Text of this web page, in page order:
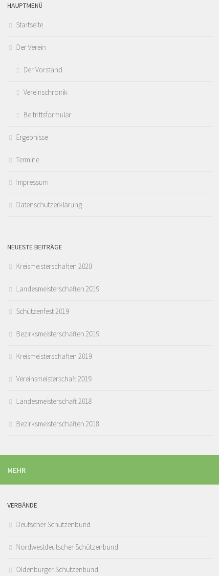
HAUPTMENÜ
Startseite
Der Verein
Der Vorstand
Vereinschronik
Beitrittsformular
Ergebnisse
Termine
Impressum
Datenschutzerklärung
NEUESTE BEITRÄGE
Kreismeisterschaften 2020
Landesmeisterschaften 2019
Schützenfest 2019
Bezirksmeisterschaften 2019
Kreismeisterschaften 2019
Vereinsmeisterschaft 2019
Landesmeisterschaft 2018
Bezirksmeisterschaften 2018
MEHR
VERBÄNDE
Deutscher Schützenbund
Nordwestdeutscher Schützenbund
Oldenburger Schützenbund